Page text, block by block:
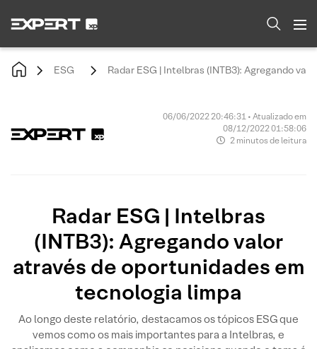
ESG Radar ESG | Intelbras (INTB3): Agregando
06/06/2022 20:46:31 • Atualizado em
08/12/2022 01:58:06
2 minutos de leitura
Radar ESG | Intelbras
(INTB3): Agregando valor
através de oportunidades em
tecnologia limpa
Ao longo deste relatório, destacamos os tópicos ESG que
vemos como os mais importantes para a Intelbras, e